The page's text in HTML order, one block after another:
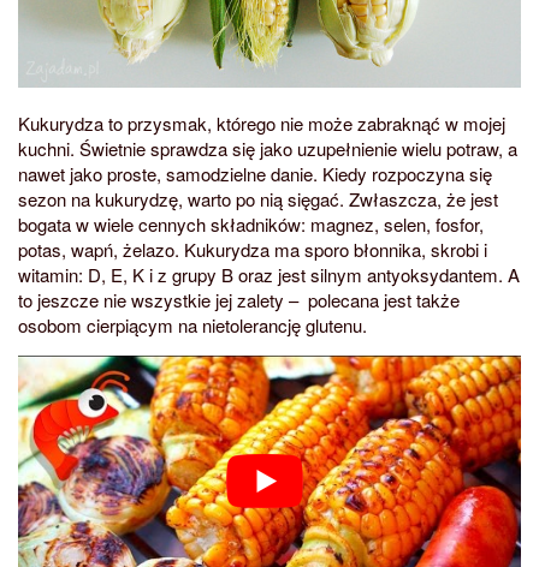
Kukurydza to przysmak, którego nie może zabraknąć w mojej
kuchni. Świetnie sprawdza się jako uzupełnienie wielu potraw, a
nawet jako proste, samodzielne danie. Kiedy rozpoczyna się
sezon na kukurydzę, warto po nią sięgać. Zwłaszcza, że jest
bogata w wiele cennych składników: magnez, selen, fosfor,
potas, wapń, żelazo. Kukurydza ma sporo błonnika, skrobi i
witamin: D, E, K i z grupy B oraz jest silnym antyoksydantem. A
to jeszcze nie wszystkie jej zalety – polecana jest także
osobom cierpiącym na nietolerancję glutenu.